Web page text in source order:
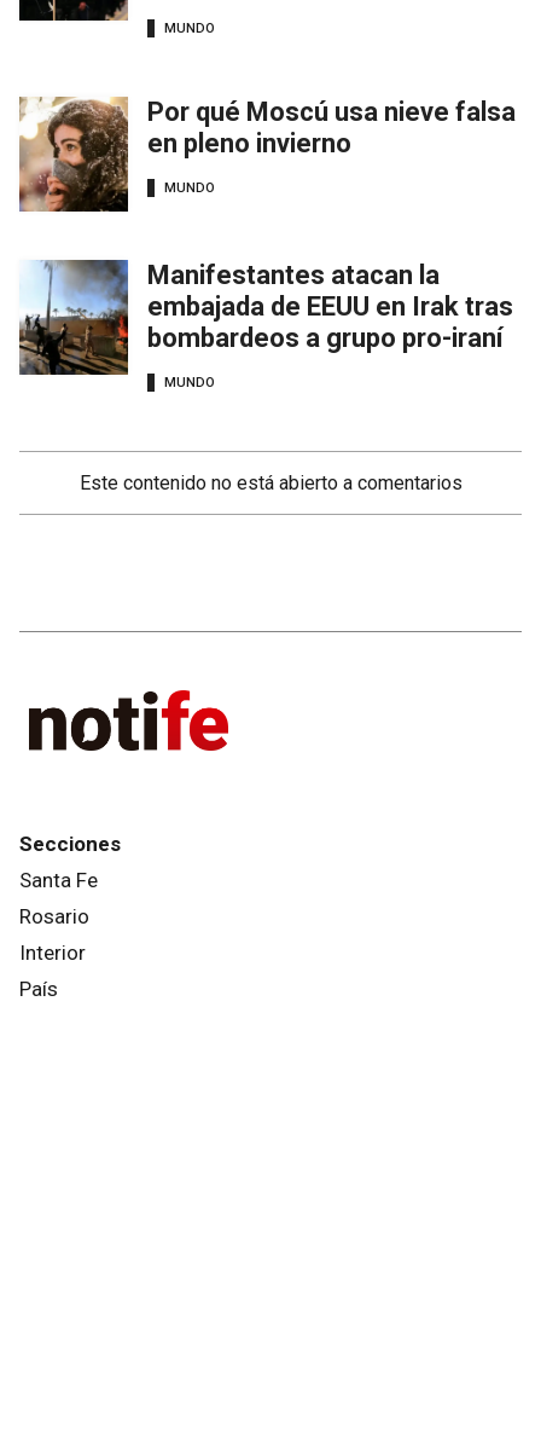
MUNDO
Por qué Moscú usa nieve falsa
en pleno invierno
MUNDO
Manifestantes atacan la
embajada de EEUU en Irak tras
bombardeos a grupo pro-iraní
MUNDO
Este contenido no está abierto a comentarios
Secciones
Santa Fe
Rosario
Interior
País